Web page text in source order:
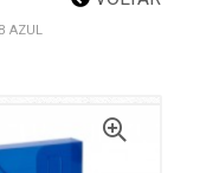
AZUL